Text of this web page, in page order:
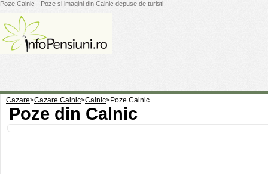
Poze Calnic - Poze si imagini din Calnic depuse de turisti
Cazare>Cazare Calnic>Calnic>Poze Calnic
Poze din Calnic